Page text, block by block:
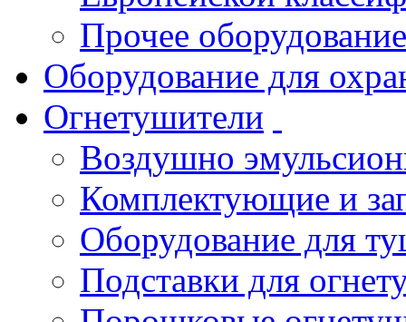
Прочее оборудование
Оборудование для
Огнетушители
Воздушно
Комплектующие и
Оборудование для
Подставки для